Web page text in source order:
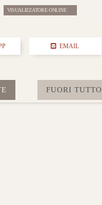
VISUALIZZATORE ONLINE
EMAIL
FUORI TUTTO